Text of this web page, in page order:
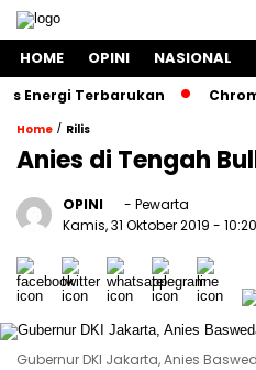
HOME OPINI NASIONAL
Terbarukan
Home / Rilis
Anies di Tengah
OPINI
- Pewarta
Kamis, 31 Oktober 2019 -
Gubernur DKI Jakarta, Anies